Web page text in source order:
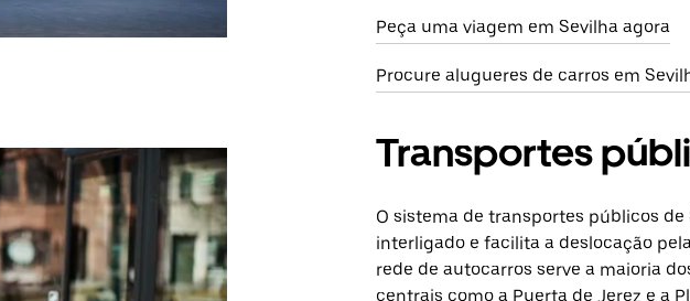
Peça uma viagem em Sevilha agora
Procure alugueres de carros em
Transportes
O sistema de transportes públicos de
interligado e facilita a deslocação
rede de autocarros serve a maioria
centrais como a Puerta de Jerez e a